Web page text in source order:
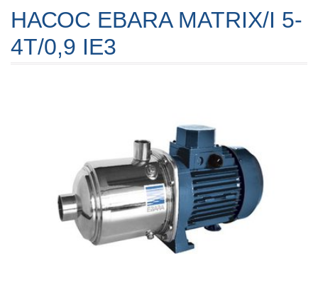
НАСОС EBARA MATRIX/I 5-
4T/0,9 IE3